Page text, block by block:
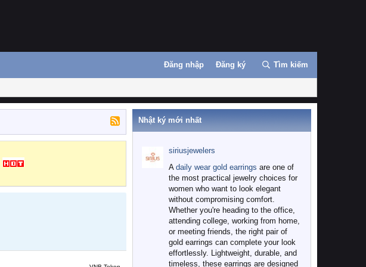
Đăng nhập Đăng ký Tìm kiếm
Nhật ký mới nhất
siriusjewelers
A daily wear gold earrings are one of
the most practical jewelry choices for
women who want to look elegant
without compromising comfort.
Whether you're heading to the office,
attending college, working from home,
or meeting friends, the right pair of
gold earrings can complete your look
effortlessly. Lightweight, durable, and
timeless, these earrings are designed